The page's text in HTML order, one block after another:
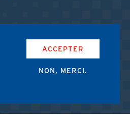
de l'AMUB.
ACCEPTER
NON, MERCI.